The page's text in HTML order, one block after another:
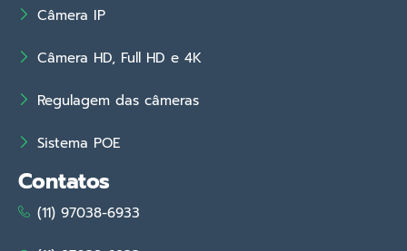
Câmera IP
Câmera HD, Full HD e 4K
Regulagem das câmeras
Sistema POE
Contatos
(11) 97038-6933